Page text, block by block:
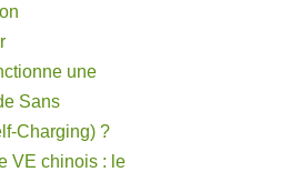
une
Sans
Charging) ?
VE chinois : le